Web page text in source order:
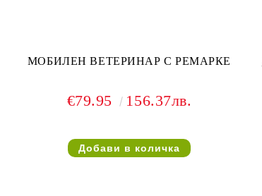
МОБИЛЕН ВЕТЕРИНАР С РЕМАРКЕ
€79.95 156.37лв.